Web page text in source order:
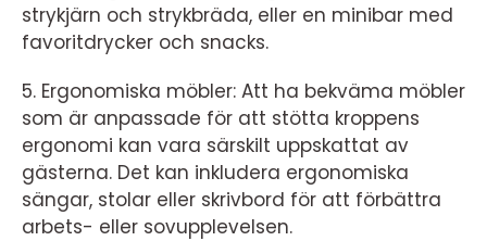
strykjärn och strykbräda, eller en minibar med
favoritdrycker och snacks.
5. Ergonomiska möbler: Att ha bekväma möbler
som är anpassade för att stötta kroppens
ergonomi kan vara särskilt uppskattat av
gästerna. Det kan inkludera ergonomiska
sängar, stolar eller skrivbord för att förbättra
arbets- eller sovupplevelsen.